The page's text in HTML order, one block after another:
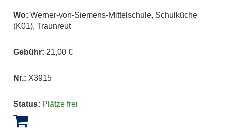
Wo: Werner-von-Siemens-Mittelschule, Schulküche
(K01), Traunreut
Gebühr: 21,00 €
Nr.: X3915
Status: Plätze frei